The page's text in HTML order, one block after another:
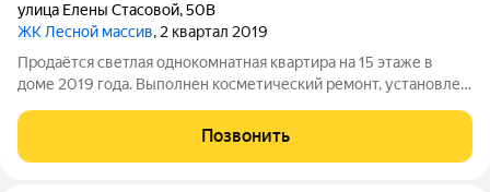
улица Елены Стасовой,50В
ЖК Лесной массив, 2 квартал 2019
Продаётся светлая однокомнатная квартира на 15 этаже в
доме 2019 года. Выполнен косметический ремонт, установлен
мебель и техника остаются. Окна выходят на солнечную
сторону, поэтому в комнате
Позвонить